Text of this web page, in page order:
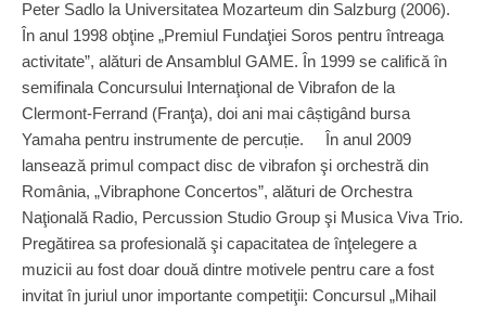
Peter Sadlo la Universitatea Mozarteum din Salzburg (2006).
În anul 1998 obţine „Premiul Fundaţiei Soros pentru întreaga
activitate”, alături de Ansamblul GAME. În 1999 se califică în
semifinala Concursului Internaţional de Vibrafon de la
Clermont-Ferrand (Franţa), doi ani mai câștigând bursa
Yamaha pentru instrumente de percuție. În anul 2009
lansează primul compact disc de vibrafon şi orchestră din
România, „Vibraphone Concertos”, alături de Orchestra
Naţională Radio, Percussion Studio Group şi Musica Viva Trio.
Pregătirea sa profesională şi capacitatea de înţelegere a
muzicii au fost doar două dintre motivele pentru care a fost
invitat în juriul unor importante competiţii: Concursul „Mihail